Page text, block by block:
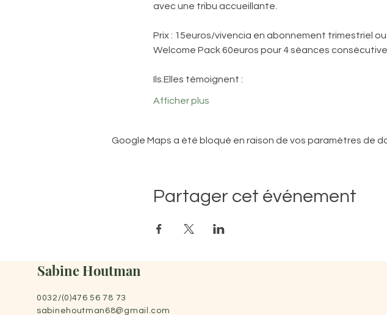
avec une tribu accueillante.
Prix : 15euros/vivencia en abonnement trimestriel
Welcome Pack 60euros pour 4 séances
Ils.Elles témoignent :
Afficher plus
Google Maps a été bloqué en raison de vos paramètres de
Partager cet événement
Sabine Houtman
0032/(0)476 56 78 73
sabinehoutman68@gmail.com